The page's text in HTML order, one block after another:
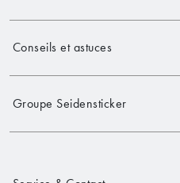
Conseils et astuces
Groupe Seidensticker